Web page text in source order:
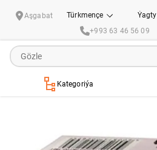
Aşgabat Türkmençe
Ýagty
+993 63 46 56 09
Kategoriýa